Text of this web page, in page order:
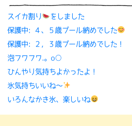
スイカ割り
をしました
保護中: ４、５歳プール納めでした
保護中: ２，３歳プール納めでした！
泡フワフワ.。o○
ひんやり気持ちよかったよ！
氷気持ちいいね〜
いろんなかき氷、楽しいね